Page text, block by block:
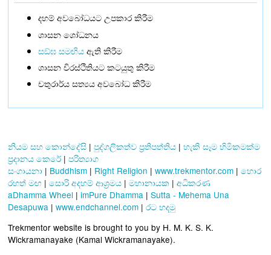
දහම් අවබෝධයට උපකාර කිරීම
ශාසන ශෝධනය
සඞ්‌ඝ සමඟියඇති කිරීම
ශාසන චිරස්ථිතියට කටයුතු කිරීම
චතුරාර්ය සත්‍යය අවබෝධ කිරීම
නියම සහ කොන්දේසි | පුද්ගලිකත්ව ප්‍රතිපත්තිය | හැකි සෑම හිමිකමක්ම
ප්‍රදානය කෙරේ | පරිත්‍යාග
සංගායනා | Buddhism | Right Religion | www.trekmentor.com | හොර
රහත් මඟ | සොරි අදහම් ආශ්‍රමය | මහානායක | අධිකරණ
aDhamma Wheel | imPure Dhamma | Sutta - Mehema Una
Desapuwa | www.endchannel.com | රට හදමු
Trekmentor website is brought to you by H. M. K. S. K.
Wickramanayake (Kamal Wickramanayake).